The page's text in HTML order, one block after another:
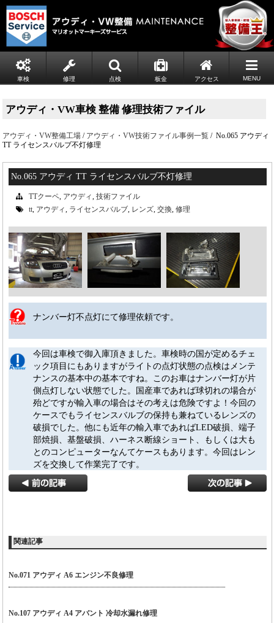
車検 修理 点検 板金 アクセス MENU
アウディ・VW車検 整備 修理技術ファイル
アウディ・VW整備工場 / アウディ・VW技術ファイル事例一覧 / No.065 アウディ
TT ライセンスバルブ不灯修理
No.065 アウディ TT ライセンスバルブ不灯修理
TTクーペ, アウディ
技術ファイル
tt, アウディ ライセンスバルブ, レンズ, 交換 修理
ナンバー灯不点灯にて修理依頼です。
今回は車検で御入庫頂きました。車検時の国が定めるチェ
ック項目にもありますがライトの点灯状態の点検はメンテ
ナンスの基本中の基本ですね。このお車はナンバー灯が片
側点灯しない状態でした。国産車であれば球切れの場合が
殆どですが輸入車の場合はその考えは危険ですよ！今回の
ケースでもライセンスバルブの保持も兼ねているレンズの
破損でした。他にも近年の輸入車であればLED破損、端子
部焼損、基盤破損、ハーネス断線ショート、もしくは大も
とのコンピューターなんてケースもあります。今回はレン
ズを交換して作業完了です。
関連記事
No.071 アウディ A6 エンジン不良修理
No.107 アウディ A4 アバント 冷却水漏れ修理